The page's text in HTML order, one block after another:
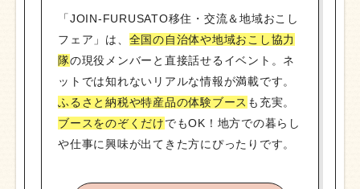
「JOIN-FURUSATO移住・交流＆地域おこし
フェア」は、 全国の自治体や地域おこし協力
隊の現役メンバーと直接話せるイベント。ネ
ットでは知れないリアルな情報が満載です。
ふるさと納税や特産品の体験ブース も充実。
ブースをのぞくだけでもOK！地方での暮らし
や仕事に興味が出てきた方にぴったりです。